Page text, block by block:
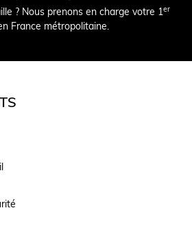
? Nous prenons en charge votre 1er
France métropolitaine.